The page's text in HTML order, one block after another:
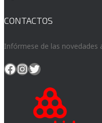
CONTACTOS
Infórmese de las novedades
Facebook
Instagram
Twitter